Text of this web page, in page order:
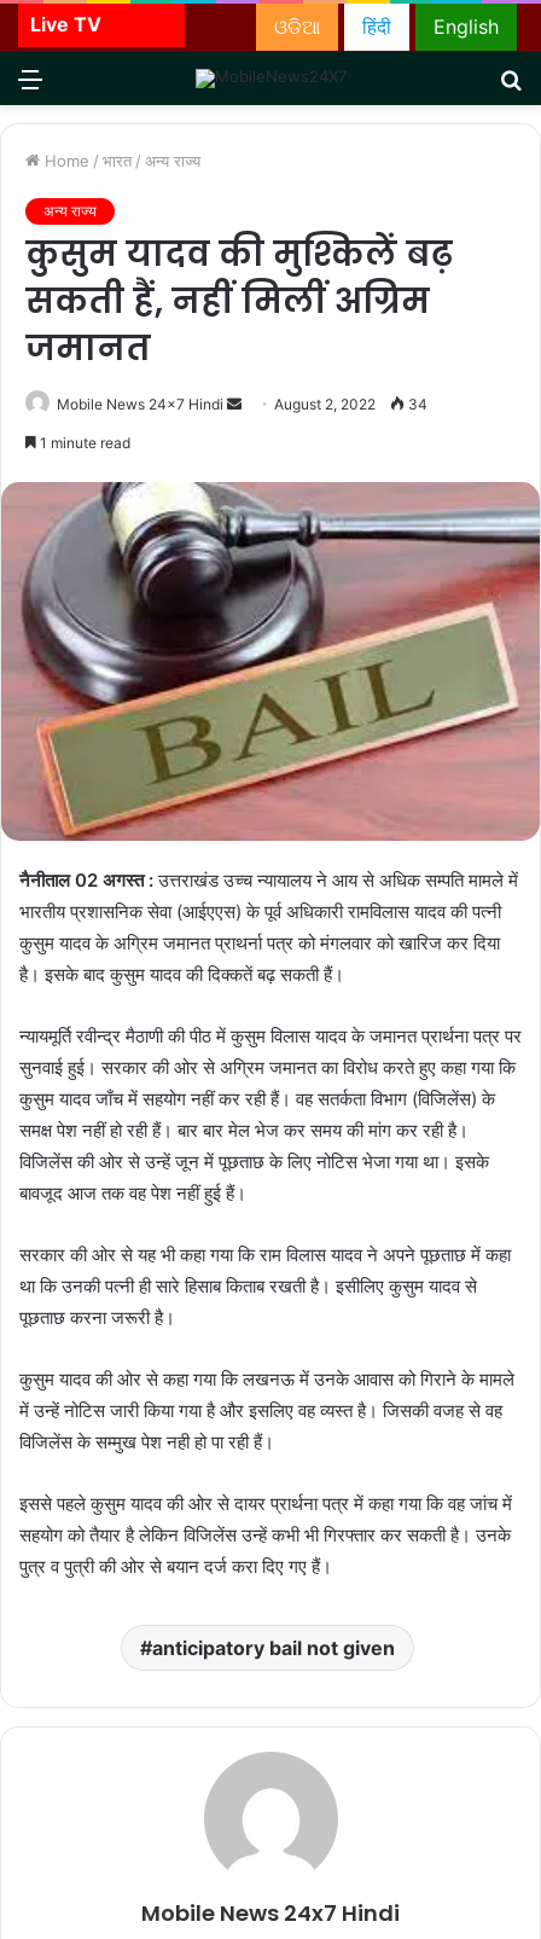
Live TV English
हिंदी
ଓଡିଆ
Menu
Home / भारत / अन्य राज्य
अन्य राज्य
कुसुम यादव की मुश्किलें बढ़
सकती हैं, नहीं मिलीं अग्रिम
जमानत
Mobile News 24x7 Hindi
SendAugust 2, 2022 34
1 minute read
नैनीताल 02 अगस्त :उत्तराखंड उच्च न्यायालय ने आय से अधिक सम्पति मामले में
भारतीय प्रशासनिक सेवा (आईएएस) के पूर्व अधिकारी रामविलास यादव की पत्नी
कुसुम यादव के अग्रिम जमानत प्राथर्ना पत्र को मंगलवार को खारिज कर दिया
है। इसके बाद कुसुम यादव की दिक्कतें बढ़ सकती हैं।
न्यायमूर्ति रवीन्द्र मैठाणी की पीठ में कुसुम विलास यादव के जमानत प्रार्थना पत्र पर
सुनवाई हुई। सरकार की ओर से अग्रिम जमानत का विरोध करते हुए कहा गया कि
कुसुम यादव जाँच में सहयोग नहीं कर रही हैं। वह सतर्कता विभाग (विजिलेंस) के
समक्ष पेश नहीं हो रही हैं। बार बार मेल भेज कर समय की मांग कर रही है।
विजिलेंस की ओर से उन्हें जून में पूछताछ के लिए नोटिस भेजा गया था। इसके
बावजूद आज तक वह पेश नहीं हुई हैं।
सरकार की ओर से यह भी कहा गया कि राम विलास यादव ने अपने पूछताछ में कहा
था कि उनकी पत्नी ही सारे हिसाब किताब रखती है। इसीलिए कुसुम यादव से
पूछताछ करना जरूरी है।
कुसुम यादव की ओर से कहा गया कि लखनऊ में उनके आवास को गिराने के मामले
में उन्हें नोटिस जारी किया गया है और इसलिए वह व्यस्त है। जिसकी वजह से वह
विजिलेंस के सम्मुख पेश नही हो पा रही हैं।
इससे पहले कुसुम यादव की ओर से दायर प्रार्थना पत्र में कहा गया कि वह जांच में
सहयोग को तैयार है लेकिन विजिलेंस उन्हें कभी भी गिरफ्तार कर सकती है। उनके
पुत्र व पुत्री की ओर से बयान दर्ज करा दिए गए हैं।
anticipatory bail not given
Mobile News 24x7 Hindi